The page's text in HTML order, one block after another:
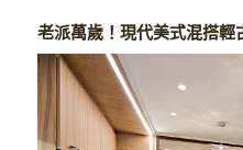
老派萬歲！現代美式混搭輕